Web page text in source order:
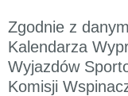
Zgodnie z
Kalendarza
Wyjazdów
Komisji